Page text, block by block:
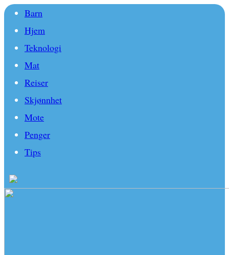
Barn
Hjem
Teknologi
Mat
Reiser
Skjønnhet
Mote
Penger
Tips